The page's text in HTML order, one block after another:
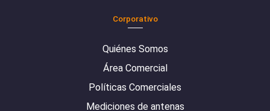
Corporativo
Quiénes Somos
Área Comercial
Políticas Comerciales
Mediciones de antenas